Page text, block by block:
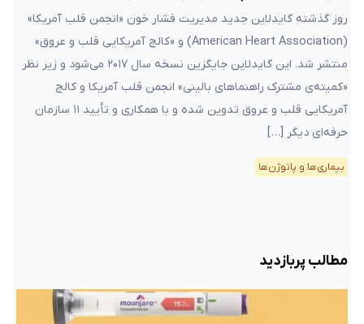
روز گذشته گایدلاین جدید مدیریت فشار خون «انجمن قلب آمریکا»
(American Heart Association) و «کالج آمریکایی قلب و عروق»
منتشر شد. این گایدلاین جایگزین نسخه سال ۲۰۱۷ می‌شود و زیر نظر
«کمیته‌ی مشترک راهنماهای بالینی» انجمن قلب آمریکا و کالج
آمریکایی قلب و عروق تدوین شده و با همکاری و تأیید ۱۱ سازمان
حرفه‌ای دیگر […]
بیماری‌ها و پاتوژن‌ها
مطالب پربازدید